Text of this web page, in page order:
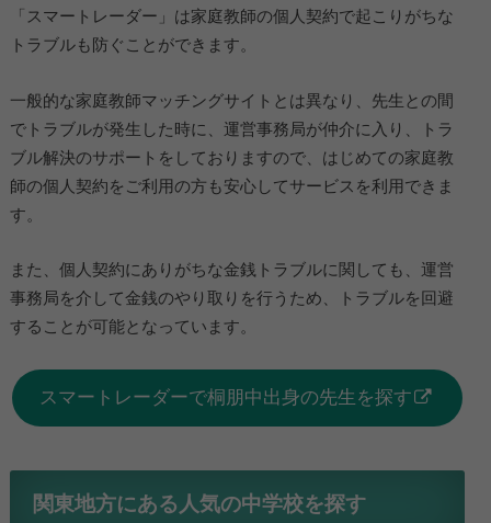
「スマートレーダー」は家庭教師の個人契約で起こりがちな
トラブルも防ぐことができます。
一般的な家庭教師マッチングサイトとは異なり、先生との間
でトラブルが発生した時に、運営事務局が仲介に入り、トラ
ブル解決のサポートをしておりますので、はじめての家庭教
師の個人契約をご利用の方も安心してサービスを利用できま
す。
また、個人契約にありがちな金銭トラブルに関しても、運営
事務局を介して金銭のやり取りを行うため、トラブルを回避
することが可能となっています。
スマートレーダーで桐朋中出身の先生を探す
関東地方にある人気の中学校を探す